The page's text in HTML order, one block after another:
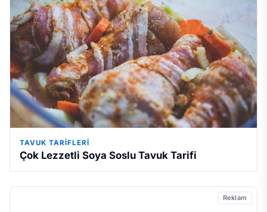
TAVUK TARIFLERI
Çok Lezzetli Soya Soslu Tavuk Tarifi
Reklam